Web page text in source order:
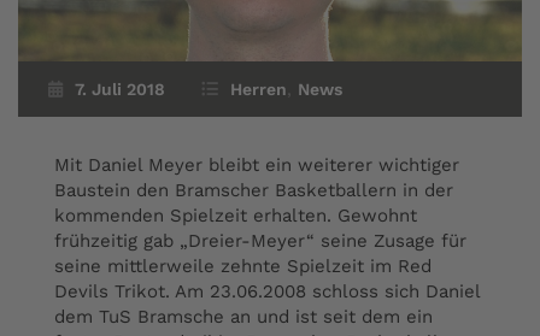
7. Juli 2018 Herren News
Mit Daniel Meyer bleibt ein weiterer wichtiger
Baustein den Bramscher Basketballern in der
kommenden Spielzeit erhalten. Gewohnt
frühzeitig gab „Dreier-Meyer“ seine Zusage für
seine mittlerweile zehnte Spielzeit im Red
Devils Trikot. Am 23.06.2008 schloss sich Daniel
dem TuS Bramsche an und ist seit dem ein